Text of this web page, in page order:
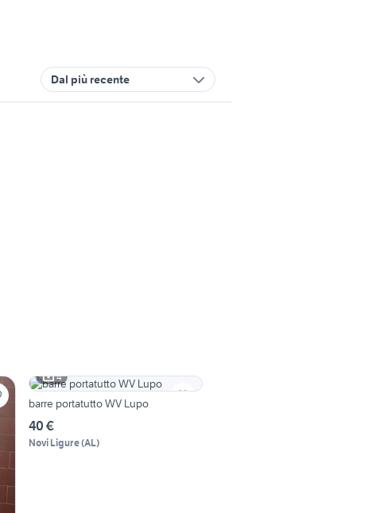
Dal più recente
4
barre portatutto WV Lupo
40 €
Novi Ligure(AL)